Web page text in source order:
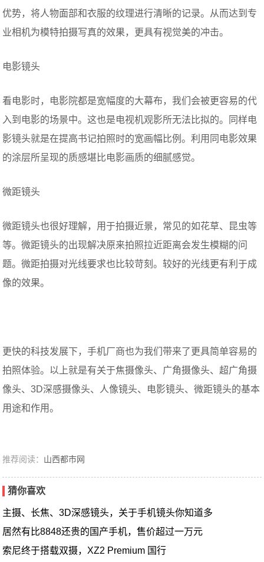
优势，将人物面部和衣服的纹理进行清晰的记录。从而达到专
业相机为模特拍摄写真的效果，更具有视觉美的冲击。
电影镜头
看电影时，电影院都是宽幅度的大幕布，我们会被更容易的代
入到电影的场景中。这也是电视机观影所无法比拟的。同样电
影镜头就是在提高书记拍照时的宽画幅比例。利用同电影效果
的涂层所呈现的质感堪比电影画质的细腻感觉。
微距镜头
微距镜头也很好理解，用于拍摄近景，常见的如花草、昆虫等
等。微距镜头的出现解决原来拍照拉近距离会发生模糊的问
题。微距拍摄对光线要求也比较苛刻。较好的光线更有利于成
像的效果。
更快的科技发展下，手机厂商也为我们带来了更具简单容易的
拍照体验。以上就是有关于焦摄像头、广角摄像头、超广角摄
像头、3D深感摄像头、人像镜头、电影镜头、微距镜头的基本
用途和作用。
推荐阅读： 山西都市网
猜你喜欢
主摄、长焦、3D深感镜头，关于手机镜头你知道多
居然有比8848还贵的国产手机，售价超过一万元
索尼终于搭载双摄，XZ2 Premium 国行